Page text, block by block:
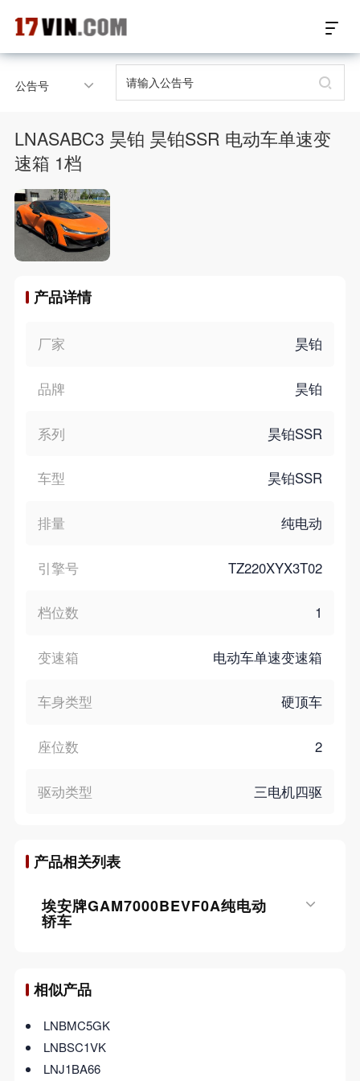
17VIN车架号查询首页
17位车架号查询
汽配产品车型适配
汽配产品电子目录
公告号
LNASABC3 昊铂 昊铂SSR 电动车单速变
速箱 1档
产品详情
厂家 昊铂
品牌 昊铂
系列 昊铂SSR
车型 昊铂SSR
排量 纯电动
引擎号 TZ220XYX3T02
档位数 1
变速箱 电动车单速变速箱
车身类型 硬顶车
座位数 2
驱动类型 三电机四驱
产品相关列表
埃安牌GAM7000BEVF0A纯电动
轿车
相似产品
LNBMC5GK
LNBSC1VK
LNJ1BA66